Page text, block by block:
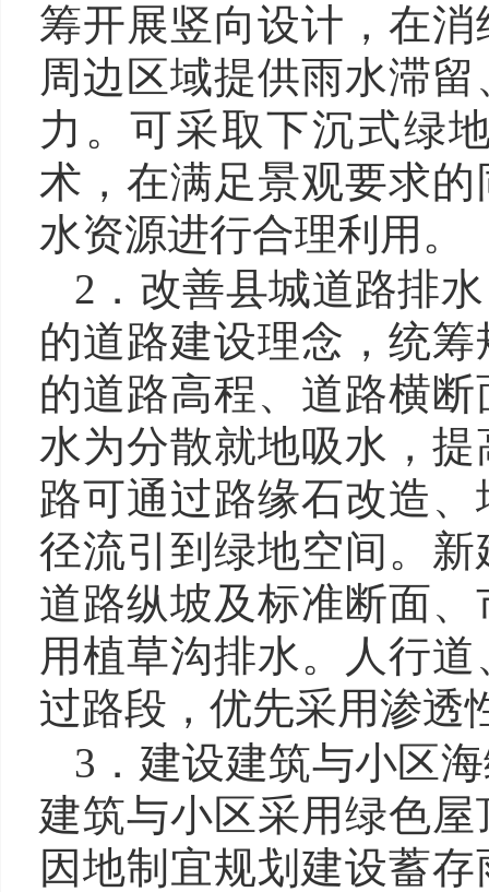
筹开展竖向设计，在
周边区域提供雨水滞
力。可采取下沉式绿
术，在满足景观要求
水资源进行合理利用。
2．改善县城道路排
的道路建设理念 ，统
的道路高程、道路横
水为分散就地吸水，
路可通过路缘石改造
径流引到绿地空间。
道路纵坡及标准断面
用植草沟排水。人行
过路段，优先采用渗透
3．建设建筑与小区
建筑与小区采用绿色
因地制宜规划建设蓄